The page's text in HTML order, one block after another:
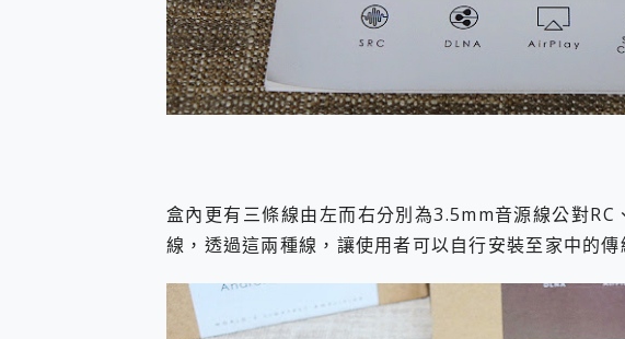
盒內更有三條線由左而右分別為3.5mm音源線公對
線，透過這兩種線，讓使用者可以自行安裝至家中的傳